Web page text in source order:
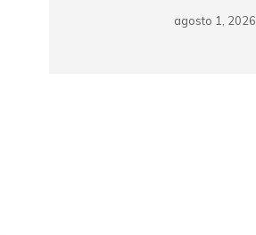
agosto 1, 2026